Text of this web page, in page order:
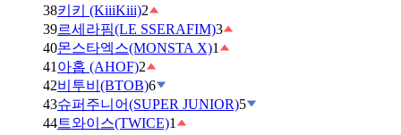
38키키 (KiiiKiii)2
39르세라핌(LE SSERAFIM)3
40몬스타엑스(MONSTA X)1
41 아홉 (AHOF)2
42비투비(BTOB)6
43슈퍼주니어(SUPER JUNIOR)5
44트와이스(TWICE)1